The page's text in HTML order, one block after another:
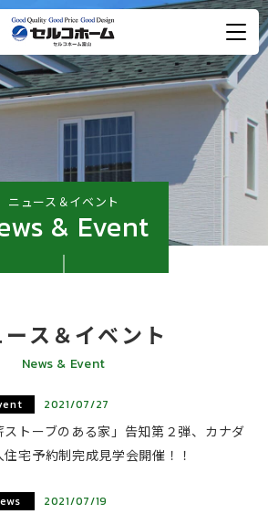
ニュース＆イベント
& Event
ース＆イベント
News & Event
2021/07/27
ストーブのある家」告知第２弾、カナダ
住宅予約制完成見学会開催！！
2021/07/19